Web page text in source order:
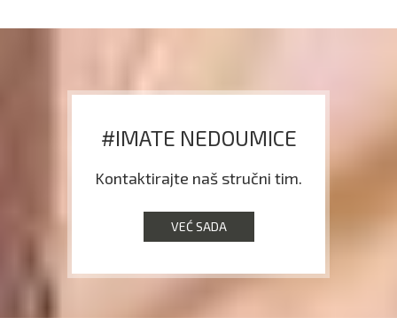
#IMATE NEDOUMICE
Kontaktirajte naš stručni tim.
VEĆ SADA